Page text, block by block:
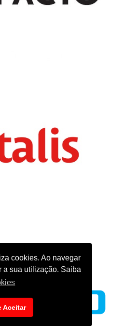
cookies. Ao navegar
a sua utilização. Saiba
Aceitar